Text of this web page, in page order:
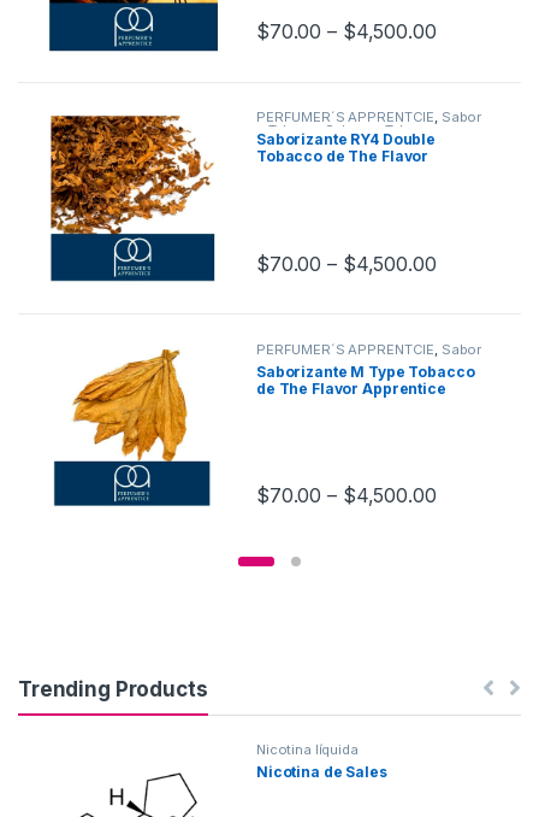
$70.00 – $4,500.00
PERFUMER´S APPRENTCIE, Sabor
a Tabaco Sabores Tabaco
Saborizantes
Saborizante RY4 Double
Tobacco de The Flavor
$70.00 – $4,500.00
PERFUMER´S APPRENTCIE, Sabor
a Tabaco Sabores Tabaco
Saborizantes
Saborizante M Type Tobacco
de The Flavor Apprentice
$70.00 – $4,500.00
Trending Products
Nicotina líquida
Nicotina de Sales